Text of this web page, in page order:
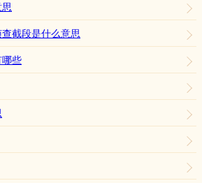
截段是什么意思
哪些